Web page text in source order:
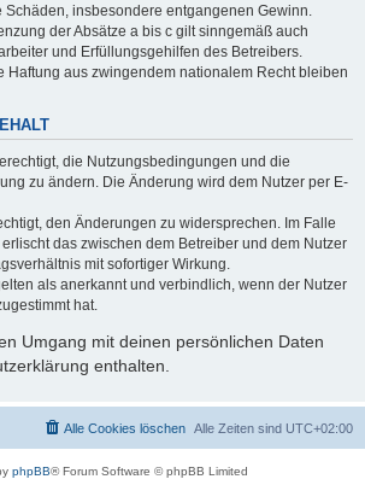
Schäden, insbesondere entgangenen Gewinn.
der Absätze a bis c gilt sinngemäß auch
und Erfüllungsgehilfen des Betreibers.
Haftung aus zwingendem nationalem Recht bleiben
die Nutzungsbedingungen und die
zu ändern. Die Änderung wird dem Nutzer per E-
den Änderungen zu widersprechen. Im Falle
das zwischen dem Betreiber und dem Nutzer
mit sofortiger Wirkung.
als anerkannt und verbindlich, wenn der Nutzer
hat.
Umgang mit deinen persönlichen Daten
enthalten.
Alle Zeiten sind UTC+02:00
Alle Cookies löschen
phpBB® Forum Software © phpBB Limited